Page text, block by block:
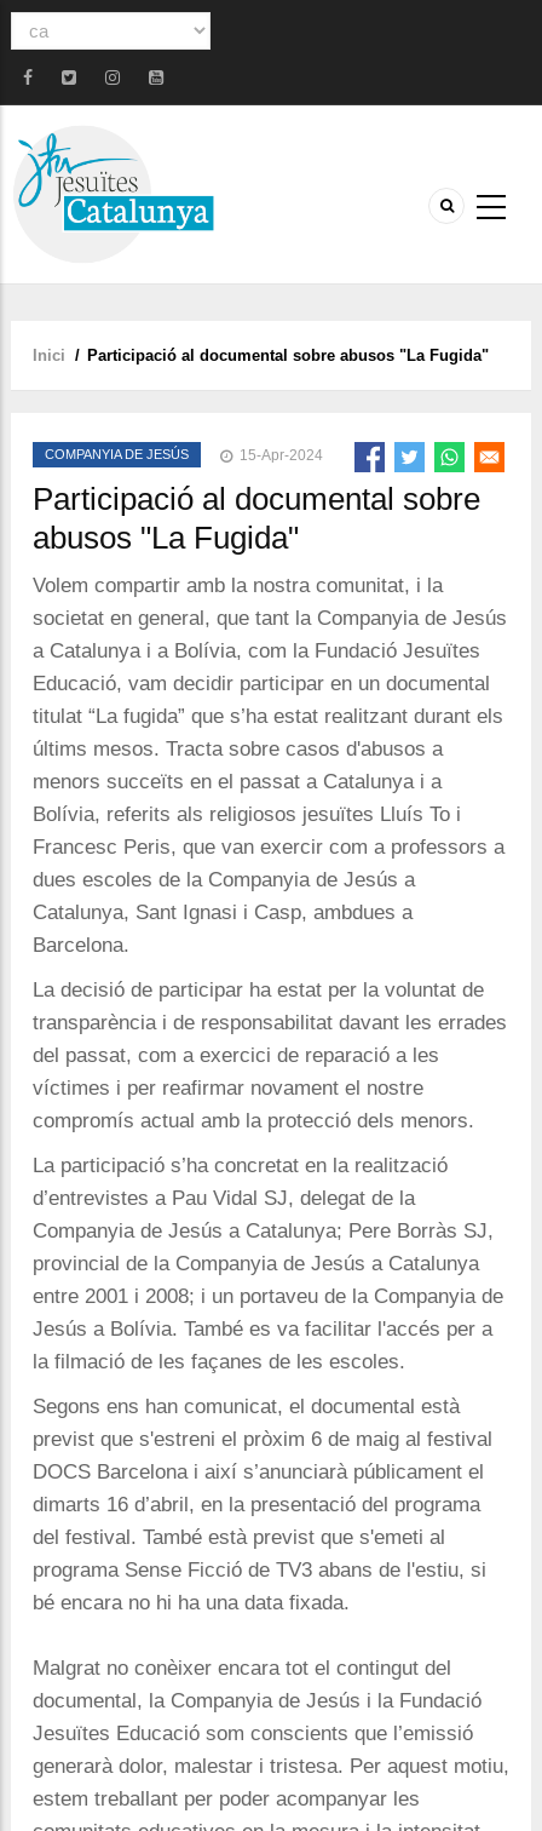
Select
language
Fil
Inici / Participació al documental sobre abusos "La Fugida"
COMPANYIA DE JESÚS 15-Apr-2024
Participació al documental sobre
abusos "La Fugida"
Volem compartir amb la nostra comunitat, i la
societat en general, que tant la Companyia de Jesús
a Catalunya i a Bolívia, com la Fundació Jesuïtes
Educació, vam decidir participar en un documental
titulat “La fugida” que s’ha estat realitzant durant els
últims mesos. Tracta sobre casos d'abusos a
menors succeïts en el passat a Catalunya i a
Bolívia, referits als religiosos jesuïtes Lluís To i
Francesc Peris, que van exercir com a professors a
dues escoles de la Companyia de Jesús a
Catalunya, Sant Ignasi i Casp, ambdues a
Barcelona.
La decisió de participar ha estat per la voluntat de
transparència i de responsabilitat davant les errades
del passat, com a exercici de reparació a les
víctimes i per reafirmar novament el nostre
compromís actual amb la protecció dels menors.
La participació s’ha concretat en la realització
d’entrevistes a Pau Vidal SJ, delegat de la
Companyia de Jesús a Catalunya; Pere Borràs SJ,
provincial de la Companyia de Jesús a Catalunya
entre 2001 i 2008; i un portaveu de la Companyia de
Jesús a Bolívia. També es va facilitar l'accés per a
la filmació de les façanes de les escoles.
Segons ens han comunicat, el documental està
previst que s'estreni el pròxim 6 de maig al festival
DOCS Barcelona i així s’anunciarà públicament el
dimarts 16 d’abril, en la presentació del programa
del festival. També està previst que s'emeti al
programa Sense Ficció de TV3 abans de l'estiu, si
bé encara no hi ha una data fixada.
Malgrat no conèixer encara tot el contingut del
documental, la Companyia de Jesús i la Fundació
Jesuïtes Educació som conscients que l’emissió
generarà dolor, malestar i tristesa. Per aquest motiu,
estem treballant per poder acompanyar les